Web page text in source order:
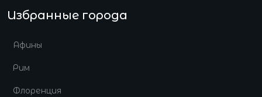
Избранные города
Афины
Рим
Флоренция